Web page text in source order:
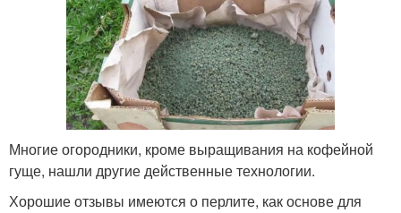
Многие огородники, кроме выращивания на кофейной
гуще, нашли другие действенные технологии.
Хорошие отзывы имеются о перлите, как основе для